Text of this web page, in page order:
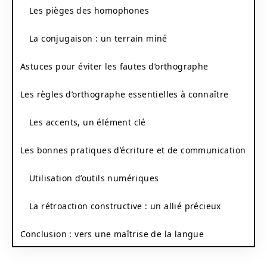
Les pièges des homophones
La conjugaison : un terrain miné
Astuces pour éviter les fautes d’orthographe
Les règles d’orthographe essentielles à connaître
Les accents, un élément clé
Les bonnes pratiques d’écriture et de communication
Utilisation d’outils numériques
La rétroaction constructive : un allié précieux
Conclusion : vers une maîtrise de la langue